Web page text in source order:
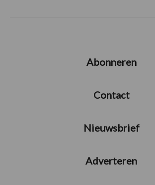
Abonneren
Contact
Nieuwsbrief
Adverteren